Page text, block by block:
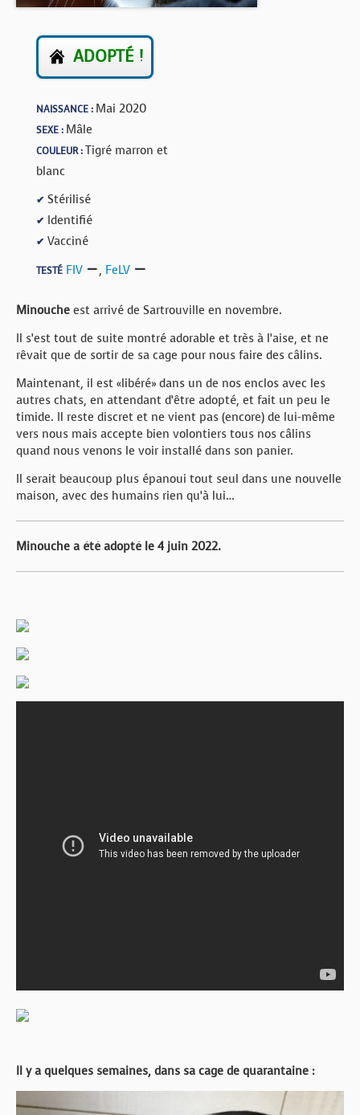
BOUTIQUE
FORUM
ADOPTÉ !
NAISSANCE : Mai 2020
SEXE : Mâle
COULEUR :Tigré marron et
blanc
✔ Stérilisé
✔ Identifié
✔ Vacciné
TESTÉ FIV , FeLV
Minouche est arrivé de Sartrouville en novembre.
Il s’est tout de suite montré adorable et très à l’aise, et ne
rêvait que de sortir de sa cage pour nous faire des câlins.
Maintenant, il est «libéré» dans un de nos enclos avec les
autres chats, en attendant d’être adopté, et fait un peu le
timide. Il reste discret et ne vient pas (encore) de lui-même
vers nous mais accepte bien volontiers tous nos câlins
quand nous venons le voir installé dans son panier.
Il serait beaucoup plus épanoui tout seul dans une nouvelle
maison, avec des humains rien qu’à lui…
Minouche a été adopté le 4 juin 2022.
Il y a quelques semaines, dans sa cage de quarantaine :